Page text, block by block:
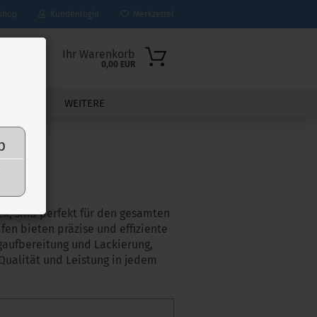
Kundenlogin Merkzettel
Ihr Warenkorb
0,00 EUR
WEITERE
sind perfekt für den gesamten
bieten präzise und effiziente
und Lackierung,
und Leistung in jedem